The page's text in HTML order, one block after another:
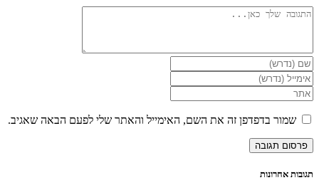
בדפדפן זה את השם, האימייל והאתר שלי לפעם הבאה שאגיב.